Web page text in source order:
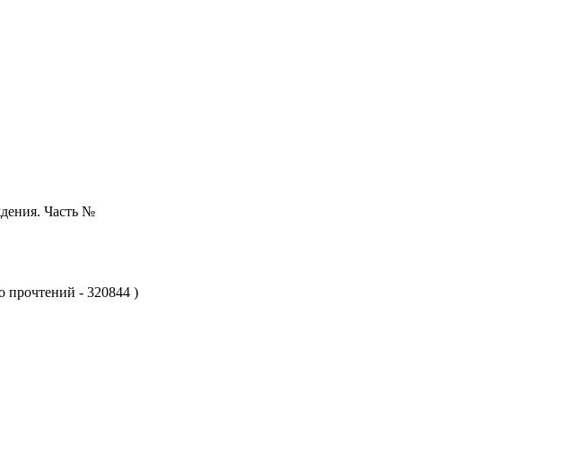
Часть №
прочтений - 320844 )